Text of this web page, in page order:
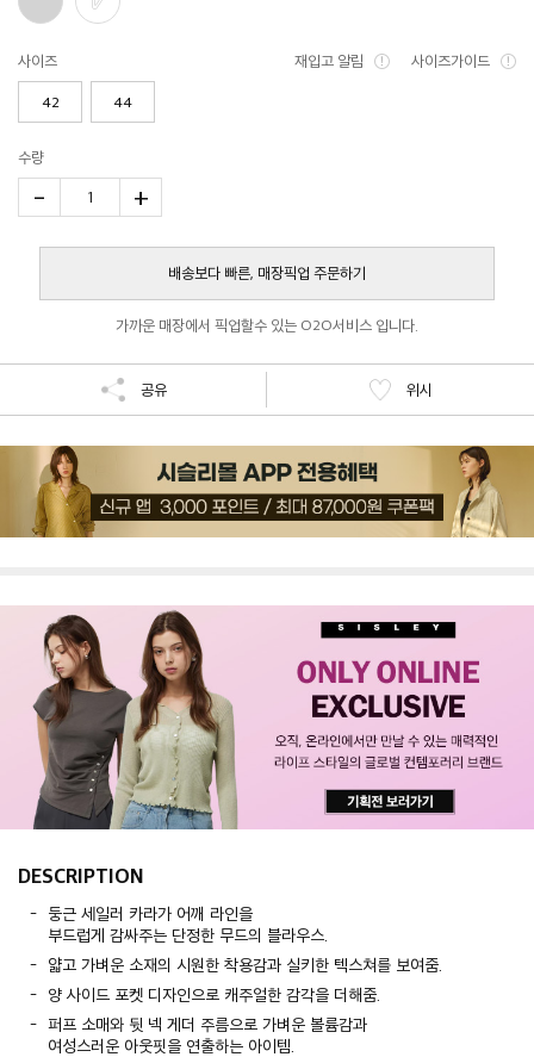
사이즈 재입고 알림 사이즈가이드
42 44
수량
- 1 +
배송보다 빠른, 매장픽업 주문하기
가까운 매장에서 픽업할수 있는 O2O서비스 입니다.
공유 위시
DESCRIPTION
둥근 세일러 카라가 어깨 라인을
부드럽게 감싸주는 단정한 무드의 블라우스.
얇고 가벼운 소재의 시원한 착용감과 실키한 텍스쳐를 보여줌.
양 사이드 포켓 디자인으로 캐주얼한 감각을 더해줌.
퍼프 소매와 뒷 넥 게더 주름으로 가벼운 볼륨감과
여성스러운 아웃핏을 연출하는 아이템.